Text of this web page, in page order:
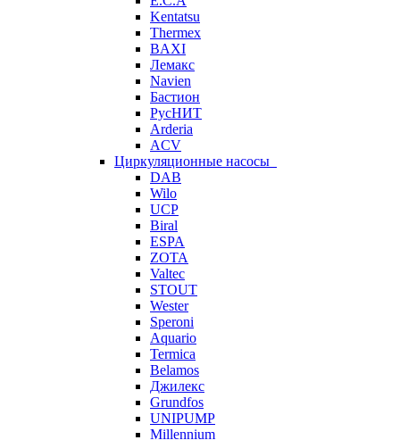
Kentatsu
Thermex
BAXI
Лемакс
Navien
Бастион
РусНИТ
Arderia
ACV
Циркуляционные насосы
DAB
Wilo
UCP
Biral
ESPA
ZOTA
Valtec
STOUT
Wester
Speroni
Aquario
Termica
Belamos
Джилекс
Grundfos
UNIPUMP
Millennium